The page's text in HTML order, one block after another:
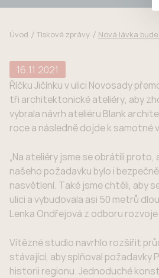
Úvod Tiskové zprávy Nová lávka
16.11.2021
Říčku Jičínku v ulici Novosady
tři architektonické ateliéry, aby
vybrala návrh ateliéru Blank
roce a následně dojde k samotné
„Na ateliéry jsme se obrátili
našeho požadavku bylo i
nasvětlení. Také jsme chtěli, aby
ulici a vybudovala asi 50 metrů
Lenka Ondřejová z odboru
Vítězné studio navrhlo rozšířit
stávající, aby splňoval požadavky
historii regionu. Jednoduché